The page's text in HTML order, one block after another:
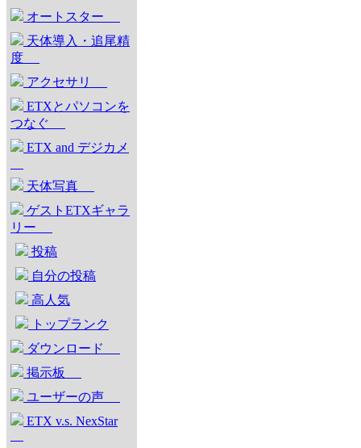
オートスター
天体導入・追尾精
度
アクセサリ
ETXとパソコンを
つなぐ
ETX and デジカメ
天体写真
ゲストETXギャラ
リー
投稿
自分の投稿
高人気
トップランク
ダウンロード
掲示板
ユーザーの声
ETX v.s. NexStar